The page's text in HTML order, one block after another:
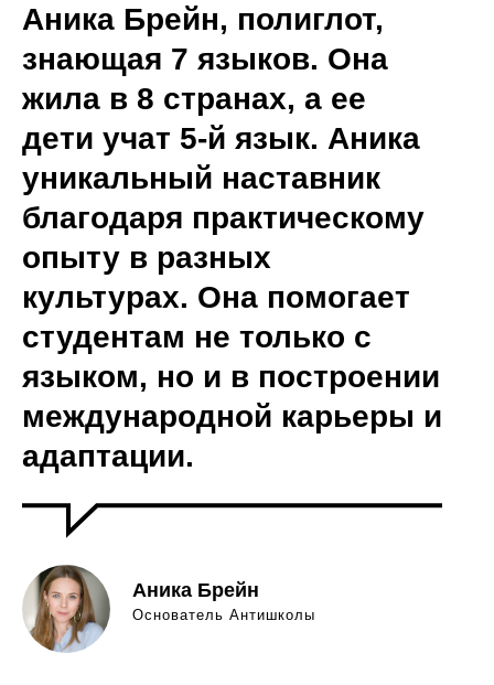
Аника Брейн, полиглот,
знающая 7 языков. Она
жила в 8 странах, а ее
дети учат 5-й язык. Аника
уникальный наставник
благодаря практическому
опыту в разных
культурах. Она помогает
студентам не только с
языком, но и в построении
международной карьеры и
адаптации.
Аника Брейн
Основатель Антишколы